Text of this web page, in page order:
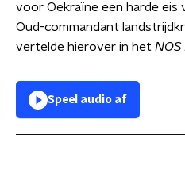
voor Oekraïne een harde eis
Oud-commandant
vertelde hierover in het
Speel audio af